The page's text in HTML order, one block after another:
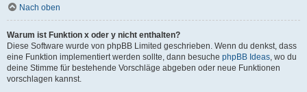
Nach oben
Warum ist Funktion x oder y nicht enthalten?
Diese Software wurde von phpBB Limited geschrieben. Wenn du denkst, dass
eine Funktion implementiert werden sollte, dann besuche phpBB Ideas, wo du
deine Stimme für bestehende Vorschläge abgeben oder neue Funktionen
vorschlagen kannst.